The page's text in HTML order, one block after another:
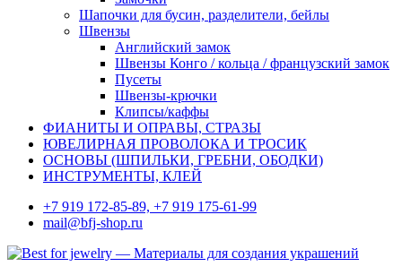
Шапочки для бусин, разделители, бейлы
Швензы
Английский замок
Швензы Конго / кольца / французский замок
Пусеты
Швензы-крючки
Клипсы/каффы
ФИАНИТЫ И ОПРАВЫ, СТРАЗЫ
ЮВЕЛИРНАЯ ПРОВОЛОКА И ТРОСИК
ОСНОВЫ (ШПИЛЬКИ, ГРЕБНИ, ОБОДКИ)
ИНСТРУМЕНТЫ, КЛЕЙ
+7 919 172-85-89, +7 919 175-61-99
mail@bfj-shop.ru